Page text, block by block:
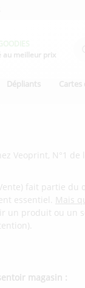
au meilleur prix
Dépliants Cartes
Veoprint, N°1
fait partie
essentiel.
Mais
produit ou un
magasin :